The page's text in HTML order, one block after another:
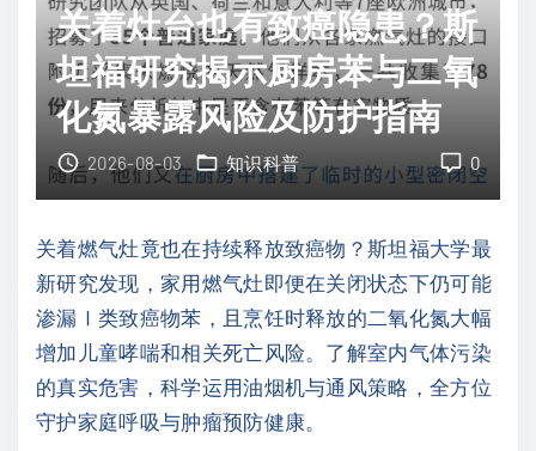
D
-
1
破
解
P
E
N
缺
失
难
题
肾
衰
竭
吗
？
A
多
模
态
模
型
精
关着灶台也有致癌隐患？斯
坦福研究揭示厨房苯与二氧
化氮暴露风险及防护指南
0
2026-08-03 知识科普
关着燃气灶竟也在持续释放致癌物？斯坦福大学最
新研究发现，家用燃气灶即便在关闭状态下仍可能
渗漏Ⅰ类致癌物苯，且烹饪时释放的二氧化氮大幅
增加儿童哮喘和相关死亡风险。了解室内气体污染
的真实危害，科学运用油烟机与通风策略，全方位
守护家庭呼吸与肿瘤预防健康。